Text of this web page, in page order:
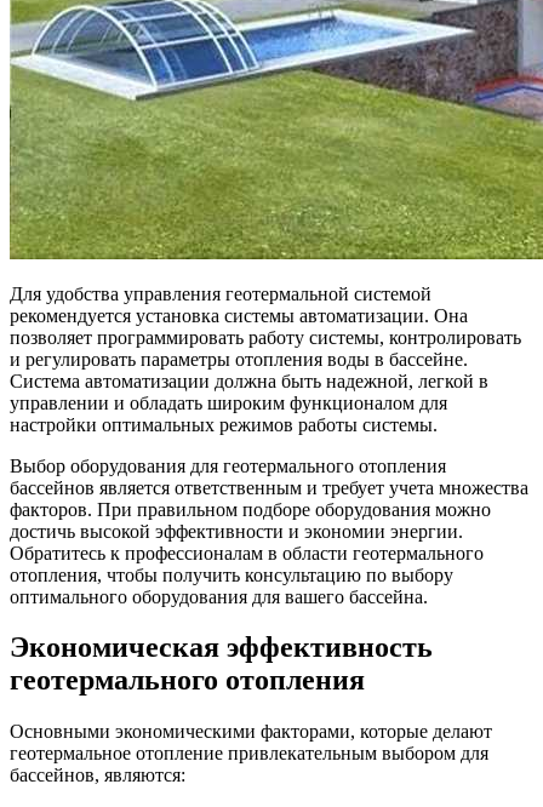
Для удобства управления геотермальной системой
рекомендуется установка системы автоматизации. Она
позволяет программировать работу системы, контролировать
и регулировать параметры отопления воды в бассейне.
Система автоматизации должна быть надежной, легкой в
управлении и обладать широким функционалом для
настройки оптимальных режимов работы системы.
Выбор оборудования для геотермального отопления
бассейнов является ответственным и требует учета множества
факторов. При правильном подборе оборудования можно
достичь высокой эффективности и экономии энергии.
Обратитесь к профессионалам в области геотермального
отопления, чтобы получить консультацию по выбору
оптимального оборудования для вашего бассейна.
Экономическая эффективность
геотермального отопления
Основными экономическими факторами, которые делают
геотермальное отопление привлекательным выбором для
бассейнов, являются: